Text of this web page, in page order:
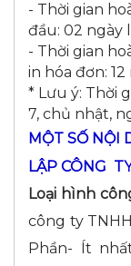
- Thời gian
đầu: 02 ngày
- Thời gian
in hóa đơn:
* Lưu ý: Thời
7, chủ nhật,
MỘT SỐ NỘI
LẬP CÔNG
Loại hình
công ty
Phần- Ít